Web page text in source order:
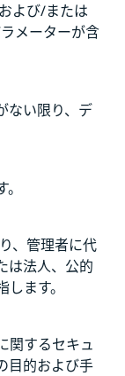
よび/または
メーターが含
ない限り、デ
、管理者に代
は法人、公的
ます。
関するセキュ
目的および手